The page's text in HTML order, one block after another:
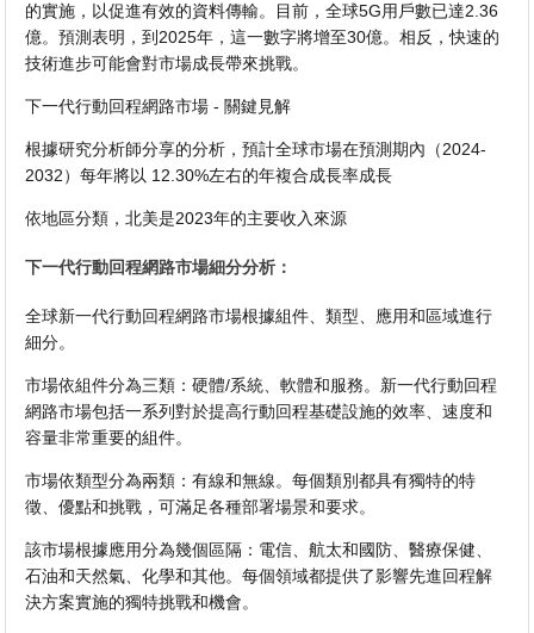
的實施，以促進有效的資料傳輸。目前，全球5G用戶數已達2.36
億。預測表明，到2025年，這一數字將增至30億。相反，快速的
技術進步可能會對市場成長帶來挑戰。
下一代行動回程網路市場 - 關鍵見解
根據研究分析師分享的分析，預計全球市場在預測期內（2024-
2032）每年將以 12.30%左右的年複合成長率成長
依地區分類，北美是2023年的主要收入來源
下一代行動回程網路市場細分分析：
全球新一代行動回程網路市場根據組件、類型、應用和區域進行
細分。
市場依組件分為三類：硬體/系統、軟體和服務。新一代行動回程
網路市場包括一系列對於提高行動回程基礎設施的效率、速度和
容量非常重要的組件。
市場依類型分為兩類：有線和無線。每個類別都具有獨特的特
徵、優點和挑戰，可滿足各種部署場景和要求。
該市場根據應用分為幾個區隔：電信、航太和國防、醫療保健、
石油和天然氣、化學和其他。每個領域都提供了影響先進回程解
決方案實施的獨特挑戰和機會。